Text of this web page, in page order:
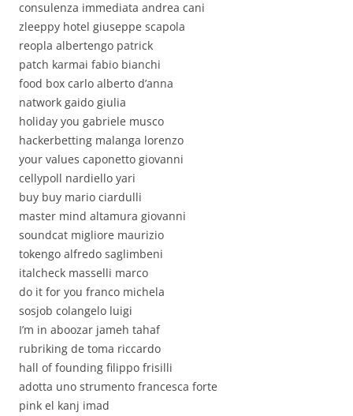
consulenza immediata andrea cani
zleeppy hotel giuseppe scapola
reopla albertengo patrick
patch karmai fabio bianchi
food box carlo alberto d’anna
natwork gaido giulia
holiday you gabriele musco
hackerbetting malanga lorenzo
your values caponetto giovanni
cellypoll nardiello yari
buy buy mario ciardulli
master mind altamura giovanni
soundcat migliore maurizio
tokengo alfredo saglimbeni
italcheck masselli marco
do it for you franco michela
sosjob colangelo luigi
I’m in aboozar jameh tahaf
rubriking de toma riccardo
hall of founding filippo frisilli
adotta uno strumento francesca forte
pink el kanj imad